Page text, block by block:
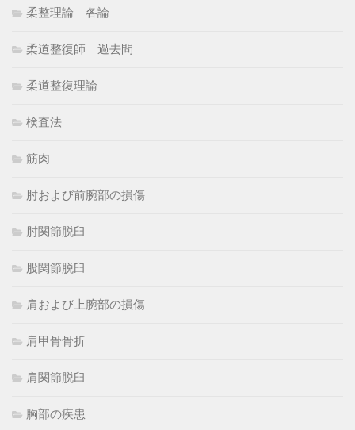
柔整理論 各論
柔道整復師 過去問
柔道整復理論
検査法
筋肉
肘および前腕部の損傷
肘関節脱臼
股関節脱臼
肩および上腕部の損傷
肩甲骨骨折
肩関節脱臼
胸部の疾患